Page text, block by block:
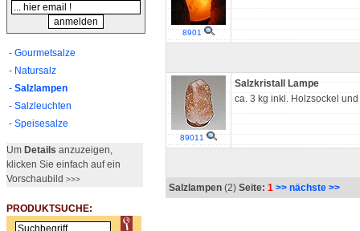
- Gourmetsalze
- Natursalz
- Salzlampen
- Salzleuchten
- Speisesalze
Um Details anzuzeigen,
klicken Sie einfach auf ein
Vorschaubild >>>
PRODUKTSUCHE:
8901
89011
Salzkristall Lampe
ca. 3 kg inkl. Holzsockel
Salzlampen (2) Seite: 1 >> nächste >>